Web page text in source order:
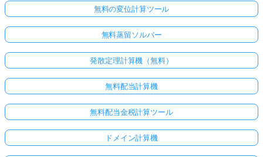
無料の変位計算ツール
無料蒸留ソルバー
発散定理計算機（無料）
無料配当計算機
無料配当金税計算ツール
ドメイン計算機